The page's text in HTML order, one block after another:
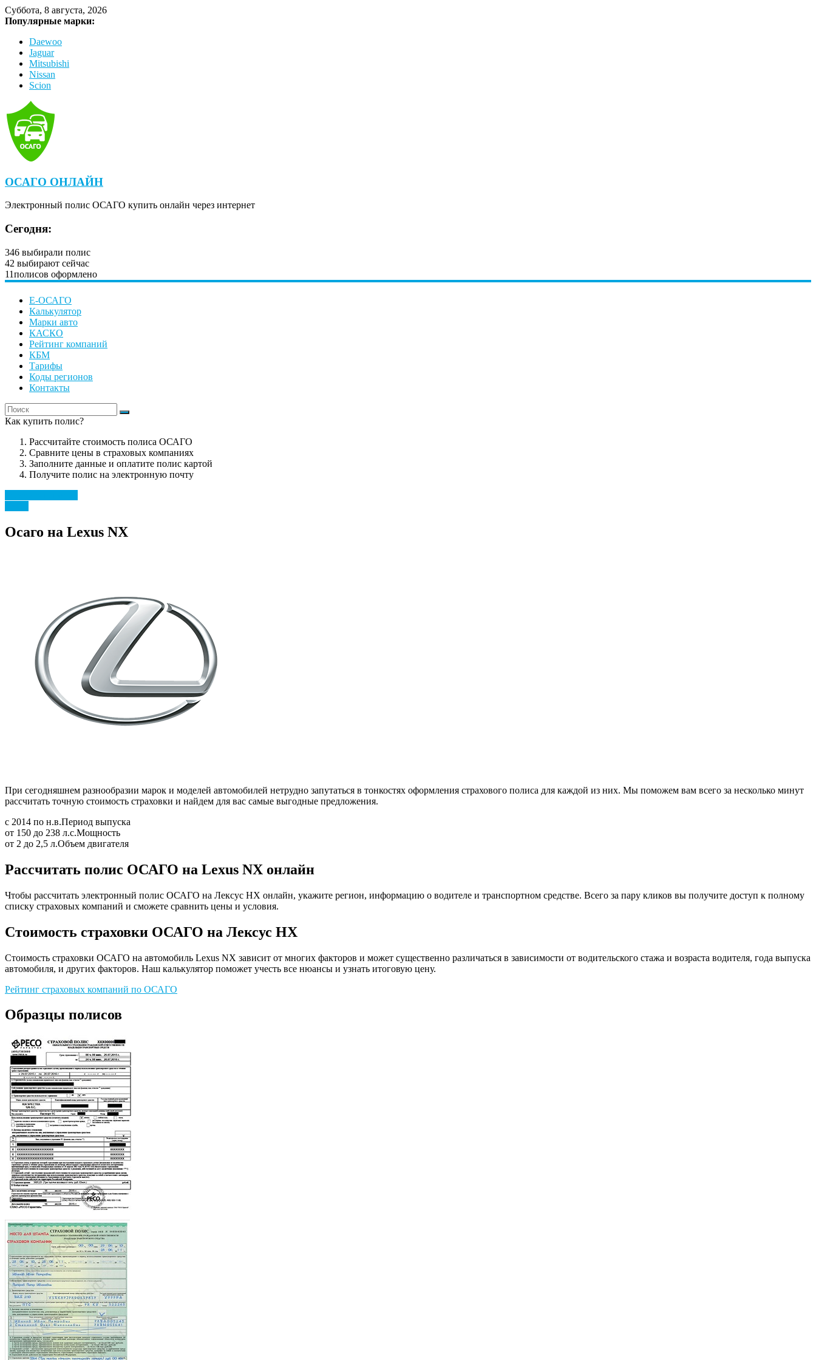
Суббота, 8 августа, 2026
Популярные марки:
Daewoo
Jaguar
Mitsubishi
Nissan
Scion
ОСАГО ОНЛАЙН
Электронный полис ОСАГО купить онлайн через интернет
Сегодня:
346 выбирали полис
42 выбирают сейчас
11полисов оформлено
Е-ОСАГО
Калькулятор
Марки авто
КАСКО
Рейтинг компаний
КБМ
Тарифы
Коды регионов
Контакты
Как купить полис?
Рассчитайте стоимость полиса ОСАГО
Сравните цены в страховых компаниях
Заполните данные и оплатите полис картой
Получите полис на электронную почту
Осаго на Lexus NX
При сегодняшнем разнообразии марок и моделей автомобилей нетрудно запутаться в тонкостях оформления страхового полиса для каждой из них. Мы поможем вам всего за несколько минут
рассчитать точную стоимость страховки и найдем для вас самые выгодные предложения.
с 2014 по н.в.Период выпуска
от 150 до 238 л.с.Мощность
от 2 до 2,5 л.Объем двигателя
Рассчитать полис ОСАГО на Lexus NX онлайн
Чтобы рассчитать электронный полис ОСАГО на Лексус НХ онлайн, укажите регион, информацию о водителе и транспортном средстве. Всего за пару кликов вы получите доступ к полному
списку страховых компаний и сможете сравнить цены и условия.
Стоимость страховки ОСАГО на Лексус НХ
Стоимость страховки ОСАГО на автомобиль Lexus NX зависит от многих факторов и может существенно различаться в зависимости от водительского стажа и возраста водителя, года выпуска
автомобиля, и других факторов. Наш калькулятор поможет учесть все нюансы и узнать итоговую цену.
Рейтинг страховых компаний по ОСАГО
Образцы полисов